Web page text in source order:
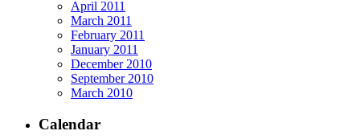
April 2011
March 2011
February 2011
January 2011
December 2010
September 2010
March 2010
Calendar